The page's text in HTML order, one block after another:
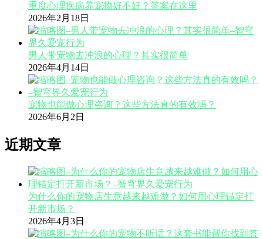
重度心理疾病养宠物好不好？答案在这里
2026年2月18日
男人带宠物去冲浪的心理？其实很简单
2026年4月14日
宠物也能做心理咨询？这些方法真的有效吗？
2026年6月2日
近期文章
为什么你的宠物店生意越来越难做？如何用心理锚定打
开新市场？
2026年4月3日